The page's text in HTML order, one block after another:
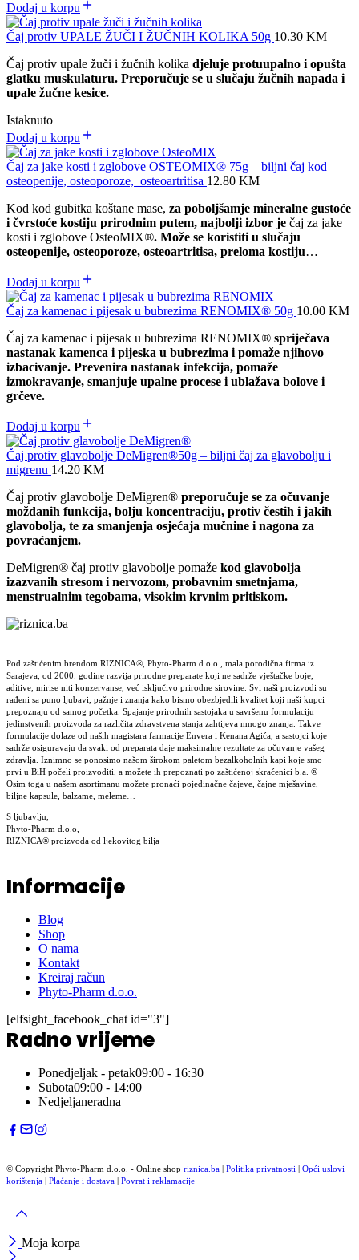
Dodaj u korpu
Čaj protiv UPALE ŽUČI I ŽUČNIH KOLIKA 50g 10.30 KM
Čaj protiv upale žuči i žučnih kolika djeluje protuupalno i opušta
glatku muskulaturu. Preporučuje se u slučaju žučnih napada i
upale žučne kesice.
Istaknuto
Dodaj u korpu
Čaj za jake kosti i zglobove OSTEOMIX® 75g – biljni čaj kod
osteopenije, osteoporoze, osteoartritisa 12.80 KM
Kod kod gubitka koštane mase, za poboljšamje mineralne gustoće
i čvrstoće kostiju prirodnim putem, najbolji izbor je čaj za jake
kosti i zglobove OsteoMIX®. Može se koristiti u slučaju
osteopenije, osteoporoze, osteoartritisa, preloma kostiju…
Dodaj u korpu
Čaj za kamenac i pijesak u bubrezima RENOMIX® 50g 10.00 KM
Čaj za kamenac i pijesak u bubrezima RENOMIX® spriječava
nastanak kamenca i pijeska u bubrezima i pomaže njihovo
izbacivanje. Prevenira nastanak infekcija, pomaže
izmokravanje, smanjuje upalne procese i ublažava bolove i
grčeve.
Dodaj u korpu
Čaj protiv glavobolje DeMigren®50g – biljni čaj za glavobolju i
migrenu 14.20 KM
Čaj protiv glavobolje DeMigren® preporučuje se za očuvanje
moždanih funkcija, bolju koncentraciju, protiv čestih i jakih
glavobolja, te za smanjenja osjećaja mučnine i nagona za
povraćanjem.
DeMigren® čaj protiv glavobolje pomaže kod glavobolja
izazvanih stresom i nervozom, probavnim smetnjama,
menstrualnim tegobama, visokim krvnim pritiskom.
Pod zaštićenim brendom RIZNICA®, Phyto-Pharm d.o.o., mala porodična firma iz
Sarajeva, od 2000. godine razvija prirodne preparate koji ne sadrže vještačke boje,
aditive, mirise niti konzervanse, već isključivo prirodne sirovine. Svi naši proizvodi su
rađeni sa puno ljubavi, pažnje i znanja kako bismo obezbjedili kvalitet koji naši kupci
prepoznaju od samog početka. Spajanje prirodnih sastojaka u savršenu formulaciju
jedinstvenih proizvoda za različita zdravstvena stanja zahtijeva mnogo znanja. Takve
formulacije dolaze od naših magistara farmacije Envera i Kenana Agića, a sastojci koje
sadrže osiguravaju da svaki od preparata daje maksimalne rezultate za očuvanje vašeg
zdravlja. Iznimno se ponosimo našom širokom paletom bezalkoholnih kapi koje smo
prvi u BiH počeli proizvoditi, a možete ih prepoznati po zaštićenoj skraćenici b.a. ®
Osim toga u našem asortimanu možete pronaći pojedinačne čajeve, čajne mješavine,
biljne kapsule, balzame, meleme…
S ljubavlju,
Phyto-Pharm d.o.o,
RIZNICA® proizvoda od ljekovitog bilja
Informacije
Blog
Shop
O nama
Kontakt
Kreiraj račun
Phyto-Pharm d.o.o.
[elfsight_facebook_chat id="3"]
Radno vrijeme
Ponedjeljak - petak09:00 - 16:30
Subota09:00 - 14:00
Nedjeljaneradna
© Copyright Phyto-Pharm d.o.o. - Online shop riznica.ba | Politika privatnosti | Opći uslovi
korištenja | Plaćanje i dostava | Povrat i reklamacije
Moja korpa